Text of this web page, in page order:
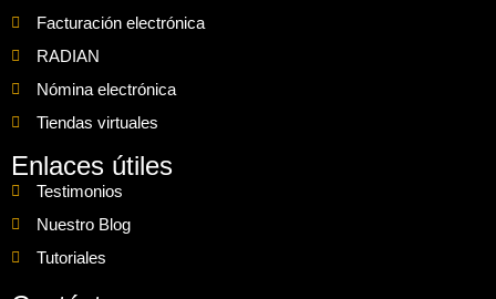
Facturación electrónica
RADIAN
Nómina electrónica
Tiendas virtuales
Enlaces útiles
Testimonios
Nuestro Blog
Tutoriales